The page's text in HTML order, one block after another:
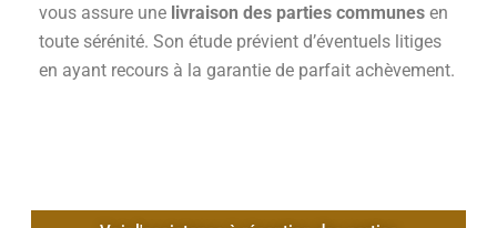
vous assure une livraison des parties communes en
toute sérénité. Son étude prévient d’éventuels litiges
en ayant recours à la garantie de parfait achèvement.